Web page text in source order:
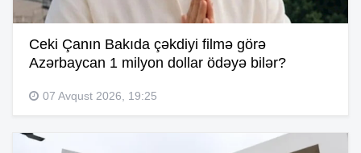
Ceki Çanın Bakıda çəkdiyi filmə görə
Azərbaycan 1 milyon dollar ödəyə bilər?
07 Avqust 2026, 19:25